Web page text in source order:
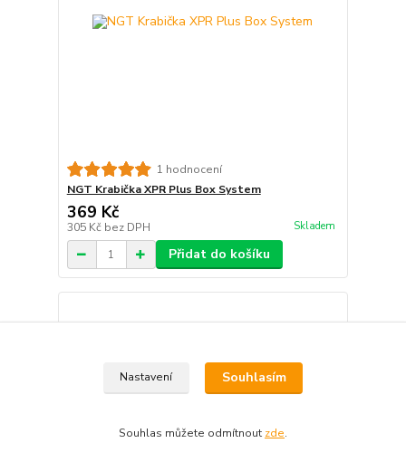
1 hodnocení
NGT Krabička XPR Plus Box System
369 Kč
305 Kč bez DPH Skladem
Přidat do košíku
Nastavení Souhlasím
Souhlas můžete odmítnout zde.